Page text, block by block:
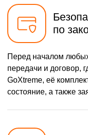
по
Перед началом
передачи и договор,
GoXtreme, её
состояние, а также